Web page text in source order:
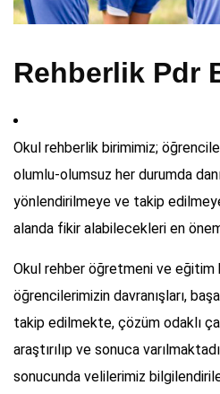
Rehberlik Pdr
Okul rehberlik birimimiz;
olumlu-olumsuz her durumda
yönlendirilmeye ve takip
alanda fikir alabilecekleri en
Okul rehber öğretmeni ve eğitim
öğrencilerimizin davranışları,
takip edilmekte, çözüm odaklı
araştırılıp ve sonuca
sonucunda velilerimiz